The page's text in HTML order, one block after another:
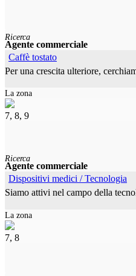
Ricerca
Agente commerciale
Caffè tostato
Per una crescita ulteriore,
La zona
7, 8, 9
Ricerca
Agente commerciale
Dispositivi medici / Tecnologia
Siamo attivi nel campo della
La zona
7, 8